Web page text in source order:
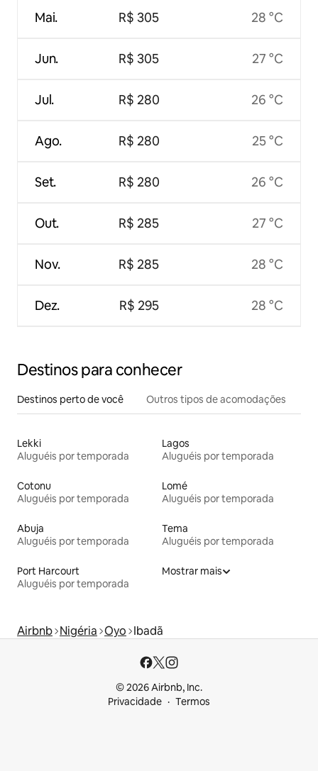
Mai.
Jun.
Jul.
Ago.
Set.
Out.
Nov.
Dez.
R$ 305
R$ 305
R$ 280
R$ 280
R$ 280
R$ 285
R$ 285
R$ 295
28 °C
27 °C
26 °C
25 °C
26 °C
27 °C
28 °C
28 °C
Destinos para conhecer
Destinos perto de você Outros tipos de acomodações
Lekki
Aluguéis por temporada
Lagos
Aluguéis por temporada
Cotonu
Aluguéis por temporada
Lomé
Aluguéis por temporada
Abuja
Aluguéis por temporada
Tema
Aluguéis por temporada
Port Harcourt
Aluguéis por temporada
Mostrar mais
Airbnb Nigéria Oyo Ibadã
© 2026 Airbnb, Inc.
Privacidade
Termos